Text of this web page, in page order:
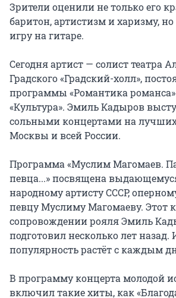
Зрители оценили не только его
баритон, артистизм и харизму,
игру на гитаре.
Сегодня артист — солист театра
Градского «Градский-холл»,
программы «Романтика
«Культура». Эмиль Кадыров
сольными концертами на
Москвы и всей России.
Программа «Муслим Магомаев.
певца...» посвящена
народному артисту СССР,
певцу Муслиму Магомаеву. Этот
сопровождении рояля Эмиль
подготовил несколько лет назад.
популярность растёт с каждым
В программу концерта молодой
включил такие хиты, как